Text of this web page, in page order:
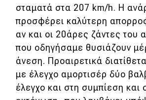
σταματά στα 207 km/h. Η
προσφέρει καλύτερη
αν και οι 20άρες ζάντες του
που οδηγήσαμε θυσιάζουν
άνεση. Προαιρετικά
με έλεγχο αμορτισέρ δύο
έλεγχο και στη συμπίεση και